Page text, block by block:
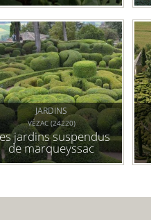
JARDINS
VÉZAC (24220)
jardins suspendus
de marqueyssac